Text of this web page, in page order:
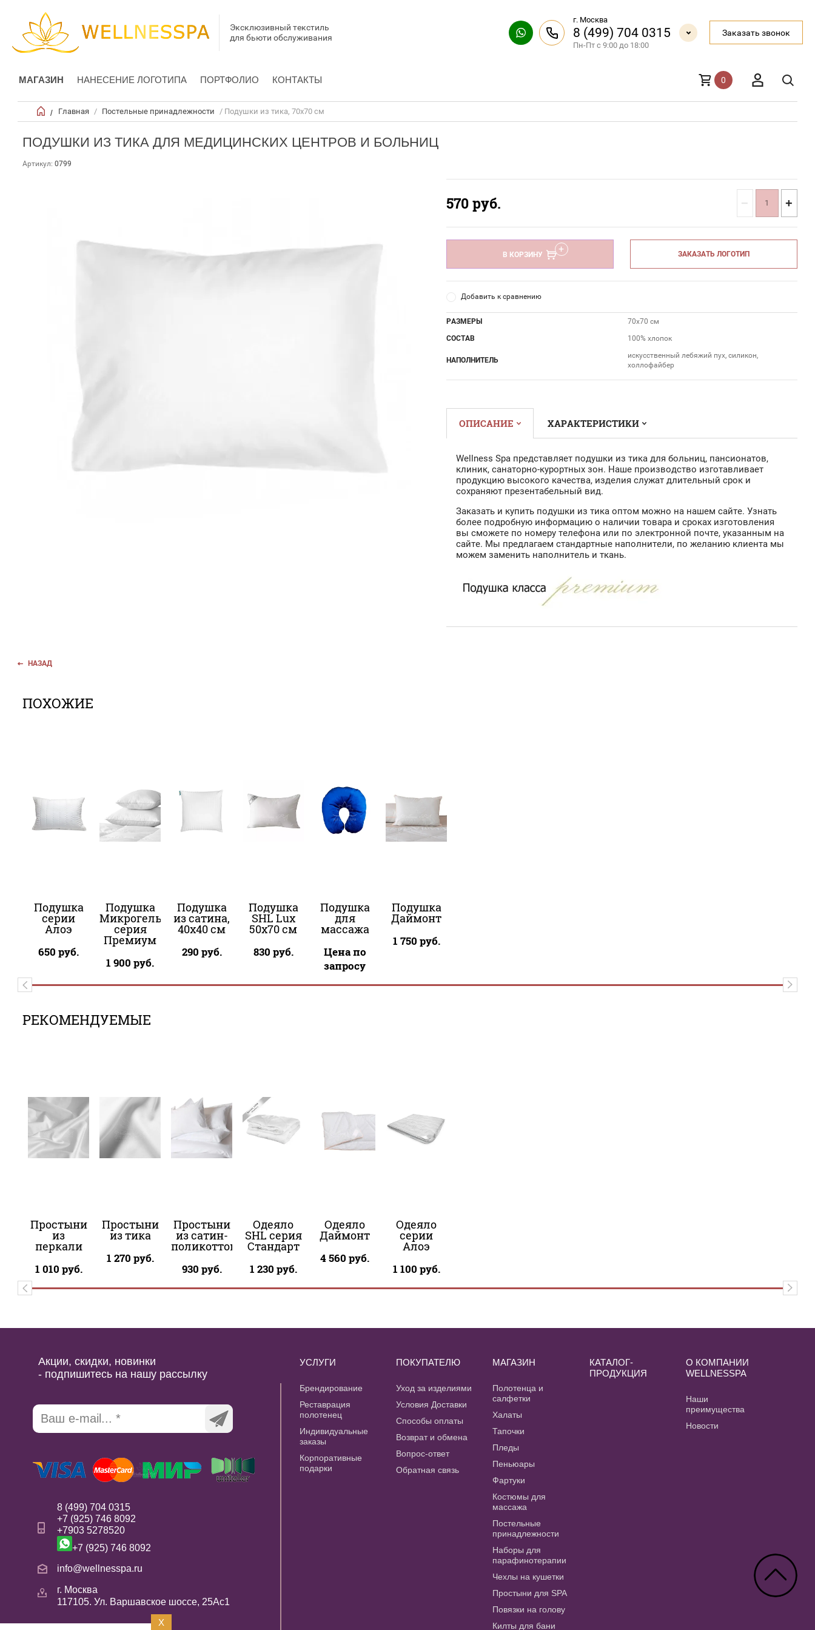
Эксклюзивный текстиль
для бьюти обслуживания
г. Москва
8 (499) 704 0315
Пн-Пт с 9:00 до 18:00
Заказать звонок
МАГАЗИН НАНЕСЕНИЕ ЛОГОТИПА ПОРТФОЛИО КОНТАКТЫ 0
/ Главная / Постельные принадлежности / Подушки из тика, 70x70 см
ПОДУШКИ ИЗ ТИКА ДЛЯ МЕДИЦИНСКИХ ЦЕНТРОВ И БОЛЬНИЦ
Артикул: 0799
570 руб. − +
В КОРЗИНУ ЗАКАЗАТЬ ЛОГОТИП
Добавить к сравнению
РАЗМЕРЫ
70x70 см
СОСТАВ
100% хлопок
НАПОЛНИТЕЛЬ
искусственный лебяжий пух, силикон,
холлофайбер
ОПИСАНИЕ ХАРАКТЕРИСТИКИ
Wellness Spa представляет подушки из тика для больниц, пансионатов,
клиник, санаторно-курортных зон. Наше производство изготавливает
продукцию высокого качества, изделия служат длительный срок и
сохраняют презентабельный вид.
Заказать и купить подушки из тика оптом можно на нашем сайте. Узнать
более подробную информацию о наличии товара и сроках изготовления
вы сможете по номеру телефона или по электронной почте, указанным на
сайте. Мы предлагаем стандартные наполнители, по желанию клиента мы
можем заменить наполнитель и ткань.
НАЗАД
РЕКОМЕНДУЕМЫЕ
Простыни
из
перкали
1 010 руб.
Простыни
из тика
1 270 руб.
Простыни
из сатин-
поликоттона
930 руб.
Одеяло
SHL серия
Стандарт
1 230 руб.
Одеяло
Даймонт
4 560 руб.
Одеяло
серии
Алоэ
1 100 руб.
ПОХОЖИЕ
Подушка
серии
Алоэ
650 руб.
Подушка
Микрогель
серия
Премиум
1 900 руб.
Подушка
из сатина,
40х40 см
290 руб.
Подушка
SHL Lux
50х70 см
830 руб.
Подушка
для
массажа
Цена по
запросу
Подушка
Даймонт
1 750 руб.
Акции, скидки, новинки
- подпишитесь на нашу рассылку
8 (499) 704 0315
+7 (925) 746 8092
+7903 5278520
+7 (925) 746 8092
info@wellnesspa.ru
г. Москва
117105. Ул. Варшавское шоссе, 25Ас1
УСЛУГИ
Брендирование
Реставрация
полотенец
Индивидуальные
заказы
Корпоративные
подарки
ПОКУПАТЕЛЮ
Уход за изделиями
Условия Доставки
Способы оплаты
Возврат и обмена
Вопрос-ответ
Обратная связь
МАГАЗИН
Полотенца и
салфетки
Халаты
Тапочки
Пледы
Пеньюары
Фартуки
Костюмы для
массажа
Постельные
принадлежности
Наборы для
парафинотерапии
Чехлы на кушетки
Простыни для SPA
Повязки на голову
Килты для бани
КАТАЛОГ-
ПРОДУКЦИЯ
О КОМПАНИИ
WELLNESSPA
Наши
преимущества
Новости
X